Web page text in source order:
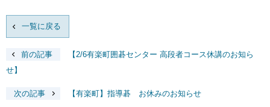
一覧に戻る
前の記事
【2/6有楽町囲碁センター 高段者コース休講のお知ら
せ】
次の記事 【有楽町】指導碁 お休みのお知らせ